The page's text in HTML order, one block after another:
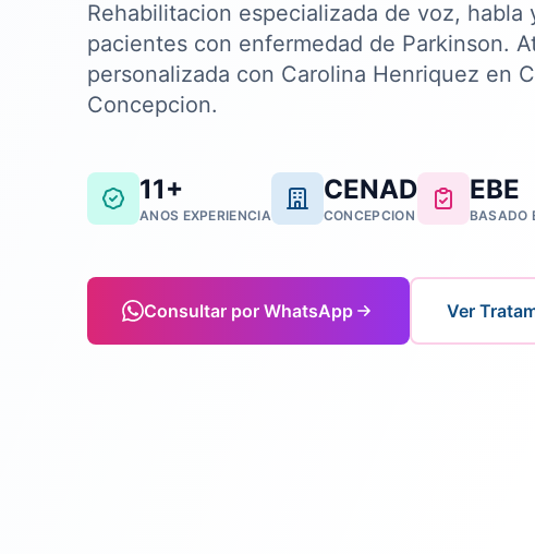
Rehabilitacion especializada de voz, habla
pacientes con enfermedad de Parkinson.
personalizada con Carolina Henriquez en
Concepcion.
11+
ANOS EXPERIENCIA
CENAD
CONCEPCION
EBE
BASADO
Consultar por WhatsApp Ver